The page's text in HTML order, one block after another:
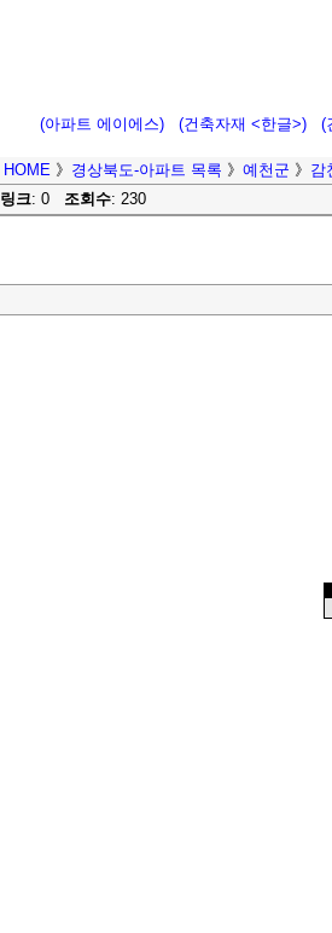
(아파트 에이에스) (건축자재 <한글>) (
HOME 》 경상북도-아파트 목록 》 예천군 》 감
링크: 0 조회수: 230